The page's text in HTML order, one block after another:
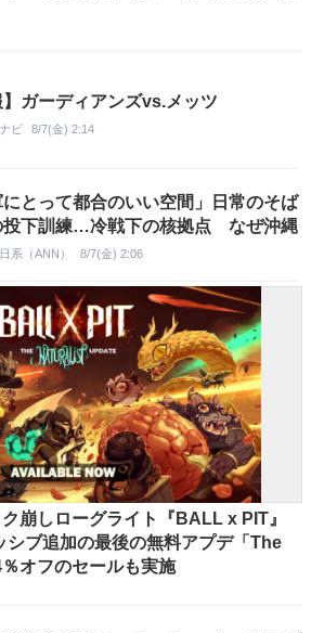
】ガーディアンズvs.メッツ
ビ 8/7(金) 2:14
にとって都合のいい空間」日常のそば
投下訓練…冷戦下の核拠点 なぜ沖縄
系（ANN） 8/7(金) 2:06
崩しローグライト『BALL x PIT』
シブ追加の最後の無料アプデ「The
オフのセールも実施